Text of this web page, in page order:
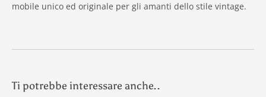
mobile unico ed originale per gli amanti dello stile vintage.
Ti potrebbe interessare anche..